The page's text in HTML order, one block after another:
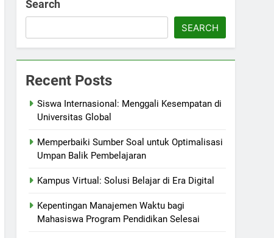
Search
SEARCH
Recent Posts
Siswa Internasional: Menggali Kesempatan di
Universitas Global
Memperbaiki Sumber Soal untuk Optimalisasi
Umpan Balik Pembelajaran
Kampus Virtual: Solusi Belajar di Era Digital
Kepentingan Manajemen Waktu bagi
Mahasiswa Program Pendidikan Selesai